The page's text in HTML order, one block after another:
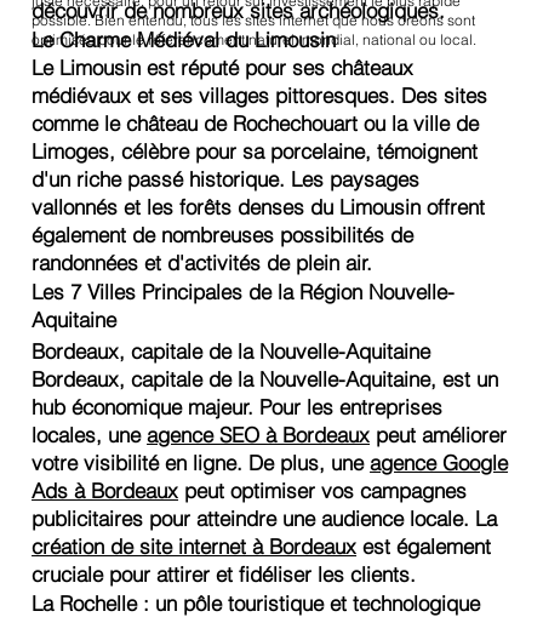
possible. Bien entendu, tous les sites internet que nous créons sont
optimisés pour le référencement naturel, mondial, national ou local.
découvrir de nombreux sites archéologiques.
Le Charme Médiéval du Limousin
Le Limousin est réputé pour ses châteaux
médiévaux et ses villages pittoresques. Des sites
comme le château de Rochechouart ou la ville de
Limoges, célèbre pour sa porcelaine, témoignent
d'un riche passé historique. Les paysages
vallonnés et les forêts denses du Limousin offrent
également de nombreuses possibilités de
randonnées et d'activités de plein air.
Les 7 Villes Principales de la Région Nouvelle-
Aquitaine
Bordeaux, capitale de la Nouvelle-Aquitaine
Bordeaux, capitale de la Nouvelle-Aquitaine, est un
hub économique majeur. Pour les entreprises
locales, uneagence SEO à Bordeaux peut améliorer
votre visibilité en ligne. De plus, uneagence Google
Ads à Bordeaux peut optimiser vos campagnes
publicitaires pour atteindre une audience locale. La
création de site internet à Bordeaux est également
cruciale pour attirer et fidéliser les clients.
La Rochelle : un pôle touristique et technologique